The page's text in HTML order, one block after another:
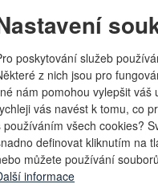
poskytování služeb
z nich jsou pro
nám pomohou vylepšit váš
vás navést k tomu, co
používáním všech cookies?
definovat kliknutím na
můžete používání
informace
dnes obhospodařuje
litrů mléka od více než 3
v kraji.
stájí tu najdete i vlastní
tvarohy, másla i
ani bioplynová stanice
vydrží